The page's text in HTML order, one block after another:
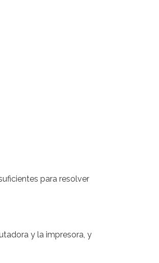
para resolver
y la impresora, y